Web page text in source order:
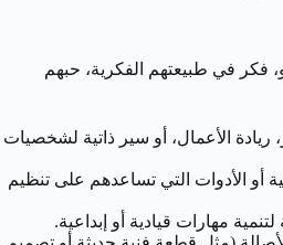
هدية لمولود 10 يونيو، فكر في طبيعتهم الفكرية، حبهم
ريادة الأعمال، أو سير ذاتية لشخصيات
أو الأدوات التي تساعدهم على تنظيم
مهارات قيادية أو إبداعية.